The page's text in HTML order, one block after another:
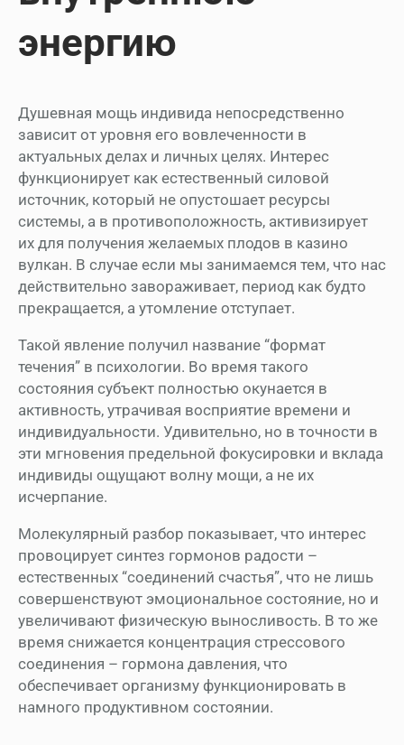
энергию
Душевная мощь индивида непосредственно
зависит от уровня его вовлеченности в
актуальных делах и личных целях. Интерес
функционирует как естественный силовой
источник, который не опустошает ресурсы
системы, а в противоположность, активизирует
их для получения желаемых плодов в казино
вулкан. В случае если мы занимаемся тем, что нас
действительно завораживает, период как будто
прекращается, а утомление отступает.
Такой явление получил название “формат
течения” в психологии. Во время такого
состояния субъект полностью окунается в
активность, утрачивая восприятие времени и
индивидуальности. Удивительно, но в точности в
эти мгновения предельной фокусировки и вклада
индивиды ощущают волну мощи, а не их
исчерпание.
Молекулярный разбор показывает, что интерес
провоцирует синтез гормонов радости –
естественных “соединений счастья”, что не лишь
совершенствуют эмоциональное состояние, но и
увеличивают физическую выносливость. В то же
время снижается концентрация стрессового
соединения – гормона давления, что
обеспечивает организму функционировать в
намного продуктивном состоянии.